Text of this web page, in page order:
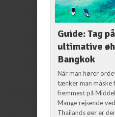
Guide: Tag
ultimative
Bangkok
Når man hører
tænker man måske
fremmest på
Mange rejsende
Thailands øer er